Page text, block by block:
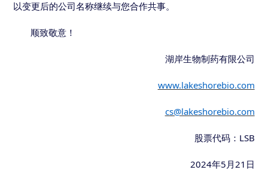
以变更后的公司名称继续与您合作共事。
顺致敬意 ！
湖岸生物制药有限公司
www.lakeshorebio.com
cs@lakeshorebio.com
股票代码： LSB
2024年5 月 21 日